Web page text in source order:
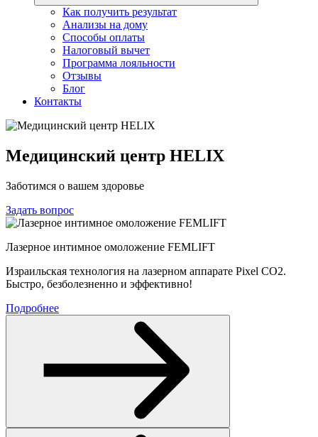
Как получить результат
Анализы на дому
Способы оплаты
Налоговый вычет
Программа лояльности
Отзывы
Блог
Контакты
Медицинский центр HELIX
Заботимся о вашем здоровье
Задать вопрос
Лазерное интимное омоложение FEMLIFT
Израильская технология на лазерном аппарате Pixel CO2.
Быстро, безболезненно и эффективно!
Подробнее